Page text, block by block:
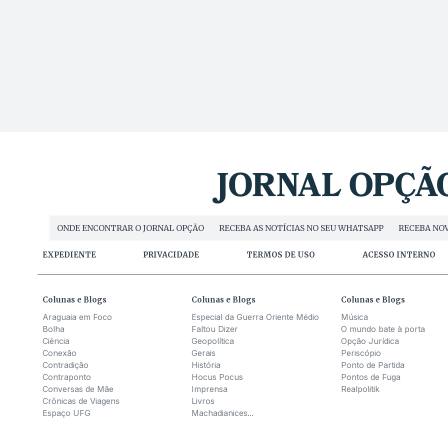
ONDE ENCONTRAR O JORNAL OPÇÃO RECEBA AS NOTÍCIAS NO SEU WHATSAPP RECEBA
EXPEDIENTE PRIVACIDADE TERMOS DE USO ACESSO INTERNO
Colunas e Blogs
Araguaia em Foco
Bolha
Ciência
Conexão
Contradição
Contraponto
Conversas de Mãe
Crônicas de Viagens
Espaço UFG
Colunas e Blogs
Especial da Guerra Oriente Médio
Faltou Dizer
Geopolítica
Gerais
História
Hocus Pocus
Imprensa
Livros
Machadianices...
Colunas e Blogs
Música
O mundo bate à porta
Opção Jurídica
Periscópio
Ponto de Partida
Pontos de Fuga
Realpolitik